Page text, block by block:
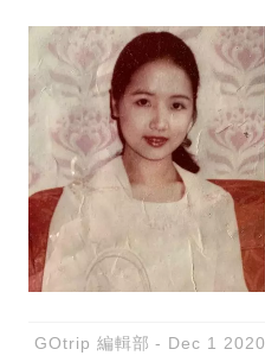
GOtrip 編輯部 Dec 1 2020